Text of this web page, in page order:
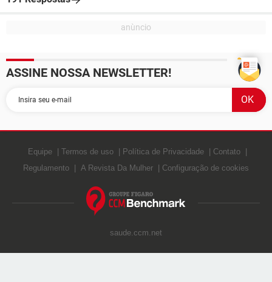
ASSINE NOSSA NEWSLETTER!
Equipe Termos de uso Política de Privacidade
Contato
Regulamento
A Revista Da Mulher Configuração de cookies
saude.ccm.net